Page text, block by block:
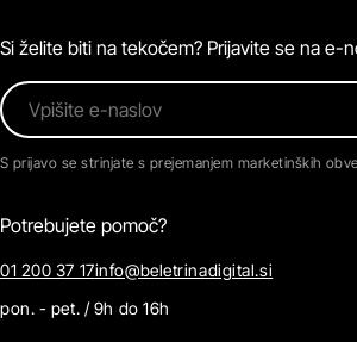
Kontaktirajte nas
Si želite biti na tekočem? Prijavite se na e-
Vpišite e-naslov
S prijavo se strinjate s prejemanjem marketinških
Potrebujete pomoč?
01 200 37 17info@beletrinadigital.si
pon. - pet. / 9h do 16h